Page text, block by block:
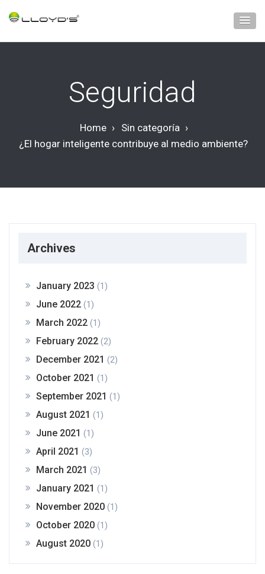
Seguridad
Home › Sin categoría ›
¿El hogar inteligente contribuye al medio ambiente?
Archives
January 2023 (1)
June 2022 (1)
March 2022 (1)
February 2022 (2)
December 2021 (2)
October 2021 (1)
September 2021 (1)
August 2021 (1)
June 2021 (1)
April 2021 (3)
March 2021 (3)
January 2021 (1)
November 2020 (1)
October 2020 (1)
August 2020 (1)